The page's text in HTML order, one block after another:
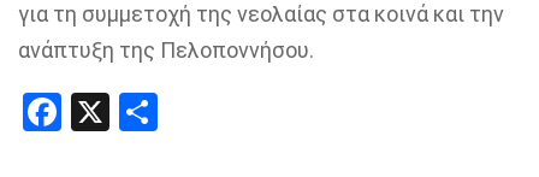
για τη συμμετοχή της νεολαίας στα κοινά και την
ανάπτυξη της Πελοποννήσου.
Facebook
X